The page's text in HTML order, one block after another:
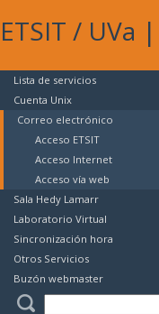
ETSIT / UVa |
Lista de servicios
Cuenta Unix
Correo electrónico
Acceso ETSIT
Acceso Internet
Acceso vía web
Sala Hedy Lamarr
Laboratorio Virtual
Sincronización hora
Otros Servicios
Buzón webmaster